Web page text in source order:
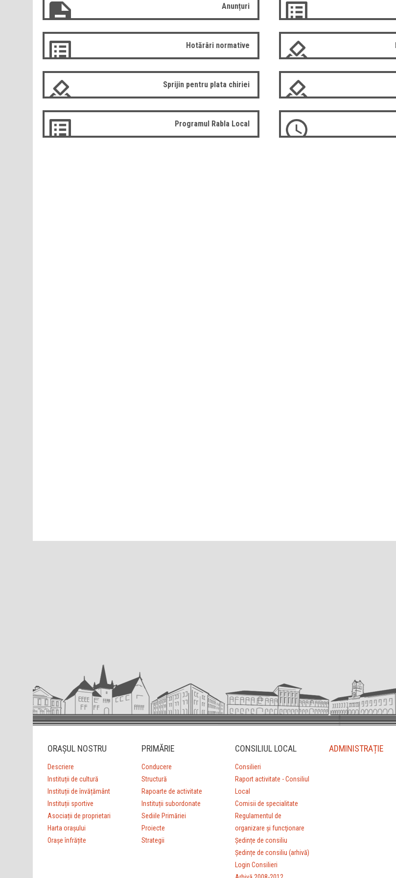
Anunțuri
Hotărâri normative
Sprijin pentru plata chiriei
Programul Rabla Local
ORAȘUL NOSTRU
Descriere
Instituții de cultură
Instituții de învățământ
Instituții sportive
Asociații de proprietari
Harta orașului
Orașe înfrățite
PRIMĂRIE
Conducere
Structură
Rapoarte de activitate
Instituții subordonate
Sediile Primăriei
Proiecte
Strategii
CONSILIUL LOCAL
Consilieri
Raport activitate - Consiliul
Local
Comisii de specialitate
Regulamentul de
organizare şi funcţionare
Ședințe de consiliu
Ședințe de consiliu (arhivă)
Login Consilieri
ADMINISTRAȚIE